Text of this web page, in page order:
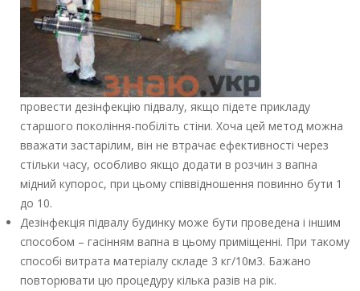
провести дезінфекцію підвалу, якщо підете прикладу
старшого покоління-побіліть стіни. Хоча цей метод можна
вважати застарілим, він не втрачає ефективності через
стільки часу, особливо якщо додати в розчин з вапна
мідний купорос, при цьому співвідношення повинно бути 1
до 10.
Дезінфекція підвалу будинку може бути проведена і іншим
способом – гасінням вапна в цьому приміщенні. При такому
способі витрата матеріалу складе 3 кг/10м3. Бажано
повторювати цю процедуру кілька разів на рік.